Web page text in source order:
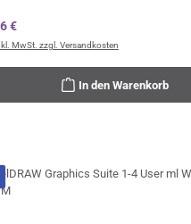
Preis:
€
MwSt. zzgl. Versandkosten
In den Warenkorb